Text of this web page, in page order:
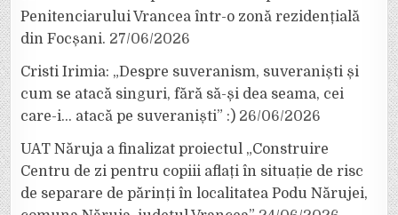
Penitenciarului Vrancea într-o zonă rezidențială
din Focșani. 27/06/2026
Cristi Irimia: „Despre suveranism, suveraniști și
cum se atacă singuri, fără să-și dea seama, cei
care-i… atacă pe suveraniști” :) 26/06/2026
UAT Năruja a finalizat proiectul „Construire
Centru de zi pentru copiii aflați în situație de risc
de separare de părinți în localitatea Podu Nărujei,